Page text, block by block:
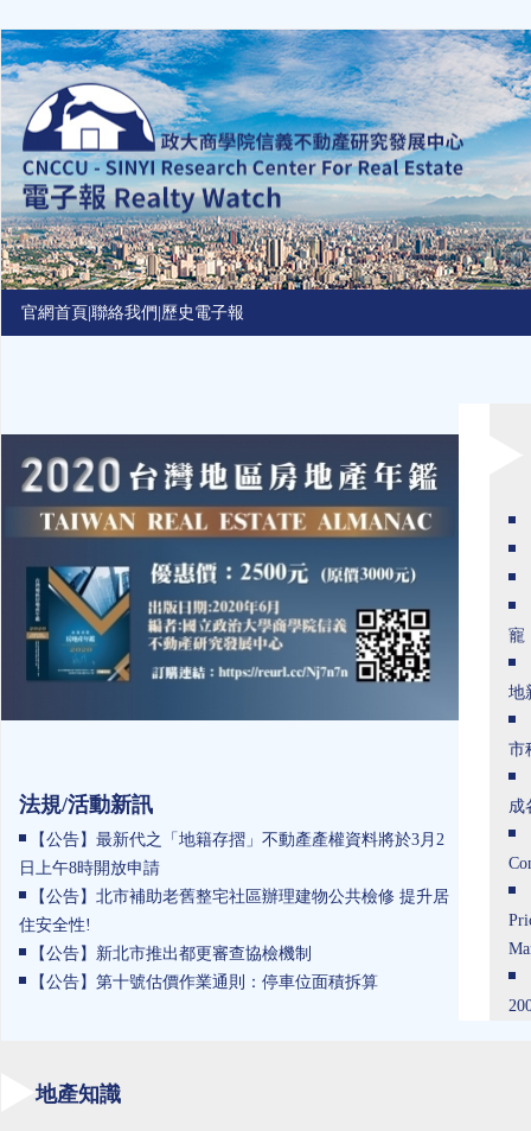
to
navigation
官網首頁 聯絡我們 歷史電子報
寵
地
市
成
法規/活動新訊
【公告】最新代之「地籍存摺」不動產產權資料將於3月2
日上午8時開放申請
【公告】北市補助老舊整宅社區辦理建物公共檢修 提升居
住安全性!
【公告】新北市推出都更審查協檢機制
【公告】第十號估價作業通則：停車位面積拆算
地產知識